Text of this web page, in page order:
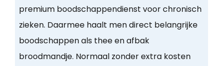
premium boodschappendienst voor chronisch
zieken. Daarmee haalt men direct belangrijke
boodschappen als thee en afbak
broodmandje. Normaal zonder extra kosten